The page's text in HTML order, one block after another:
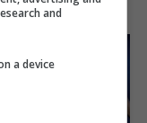
and
a device